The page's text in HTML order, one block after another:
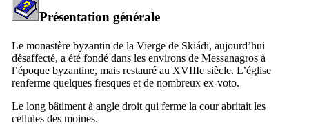
Présentation générale
Le monastère byzantin de la Vierge de Skiádi, aujourd’hui
désaffecté, a été fondé dans les environs de Messanagros à
l’époque byzantine, mais restauré au XVIIIe siècle. L’église
renferme quelques fresques et de nombreux ex-voto.
Le long bâtiment à angle droit qui ferme la cour abritait les
cellules des moines.